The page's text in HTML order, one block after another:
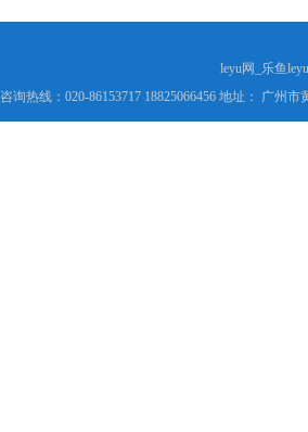
leyu网_乐鱼
咨询热线：020-86153717 18825066456 地址： 广州